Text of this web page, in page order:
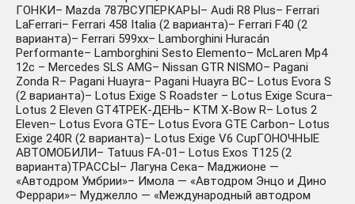
ГОНКИ– Mazda 787BСУПЕРКАРЫ– Audi R8 Plus– Ferrari
LaFerrari– Ferrari 458 Italia (2 варианта)– Ferrari F40 (2
варианта)– Ferrari 599xx– Lamborghini Huracán
Performante– Lamborghini Sesto Elemento– McLaren Mp4
12c – Mercedes SLS AMG– Nissan GTR NISMO– Pagani
Zonda R– Pagani Huayra– Pagani Huayra BC– Lotus Evora S
(2 варианта)– Lotus Exige S Roadster – Lotus Exige Scura–
Lotus 2 Eleven GT4ТРЕК-ДЕНЬ– KTM X-Bow R– Lotus 2
Eleven– Lotus Evora GTE– Lotus Evora GTE Carbon– Lotus
Exige 240R (2 варианта)– Lotus Exige V6 CupГОНОЧНЫЕ
АВТОМОБИЛИ– Tatuus FA-01– Lotus Exos T125 (2
варианта)ТРАССЫ– Лагуна Сека– Маджионе —
«Автодром Умбрии»– Имола — «Автодром Энцо и Дино
Феррари»– Муджелло — «Международный автодром